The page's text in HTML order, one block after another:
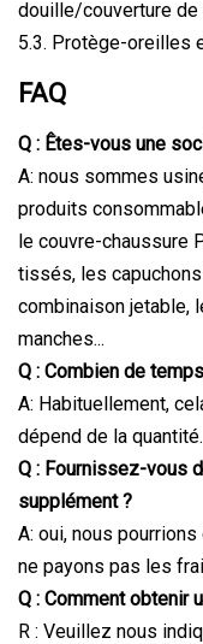
douille/couverture de
5.3. Protège-oreilles
FAQ
Q : Êtes-vous une
A: nous sommes
produits
le couvre-chaussure
tissés, les
combinaison jetable,
manches...
Q : Combien de
A: Habituellement,
dépend de la quantité.
Q : Fournissez-vous
supplément ?
A: oui, nous
ne payons pas les
Q : Comment obtenir
R : Veuillez nous